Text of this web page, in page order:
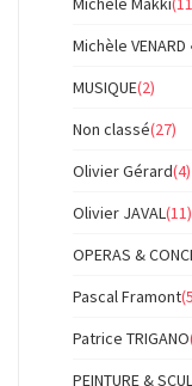
Michèle
MUSIQUE(2)
Non classé(27)
Olivier Gérard(4)
Olivier JAVAL(11)
OPERAS &
Pascal Framont
Patrice TRIGANO
PEINTURE &